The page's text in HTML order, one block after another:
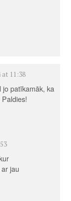
at 11:38
jo patīkamāk, ka
Paldies!
jau